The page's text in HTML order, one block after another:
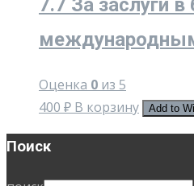
7.7 За заслуги в
Оценка 0 из 5
400 ₽ В корзину Add to
Поиск